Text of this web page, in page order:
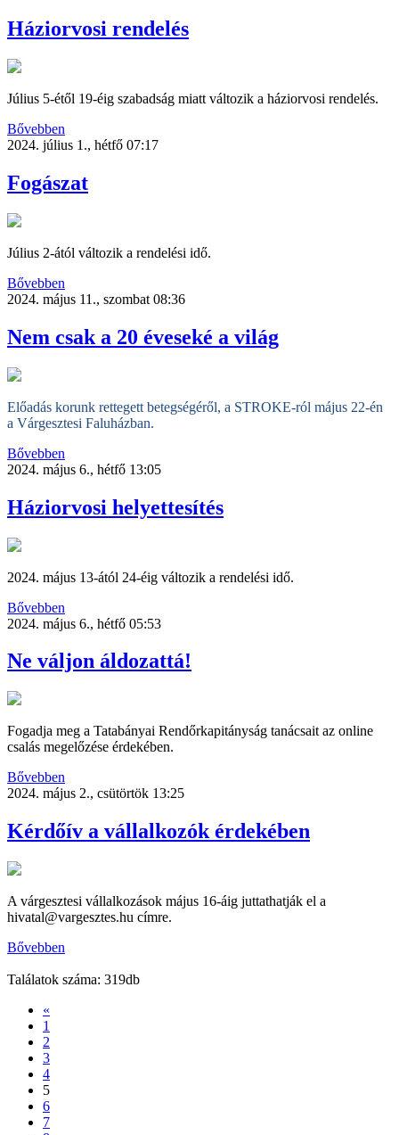
Háziorvosi rendelés
Július 5-étől 19-éig szabadság miatt változik a háziorvosi rendelés.
Bővebben
2024. július 1., hétfő 07:17
Fogászat
Július 2-ától változik a rendelési idő.
Bővebben
2024. május 11., szombat 08:36
Nem csak a 20 éveseké a világ
Előadás korunk rettegett betegségéről, a STROKE-ról május 22-én
a Várgesztesi Faluházban.
Bővebben
2024. május 6., hétfő 13:05
Háziorvosi helyettesítés
2024. május 13-ától 24-éig változik a rendelési idő.
Bővebben
2024. május 6., hétfő 05:53
Ne váljon áldozattá!
Fogadja meg a Tatabányai Rendőrkapitányság tanácsait az online
csalás megelőzése érdekében.
Bővebben
2024. május 2., csütörtök 13:25
Kérdőív a vállalkozók érdekében
A várgesztesi vállalkozások május 16-áig juttathatják el a
hivatal@vargesztes.hu címre.
Bővebben
Találatok száma: 319db
«
1
2
3
4
5
6
7